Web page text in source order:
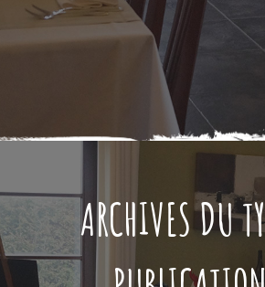
ARCHIVES DU